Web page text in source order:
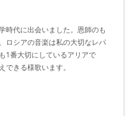
時代に出会いました。恩師のも
ロシアの音楽は私の大切なレパ
1番大切にしているアリアで
きる様歌います。